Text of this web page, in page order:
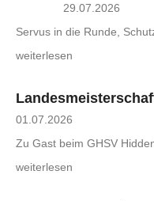
29.07.2026
Servus in die Runde,
weiterlesen
01.07.2026
Zu Gast beim GHSV
weiterlesen